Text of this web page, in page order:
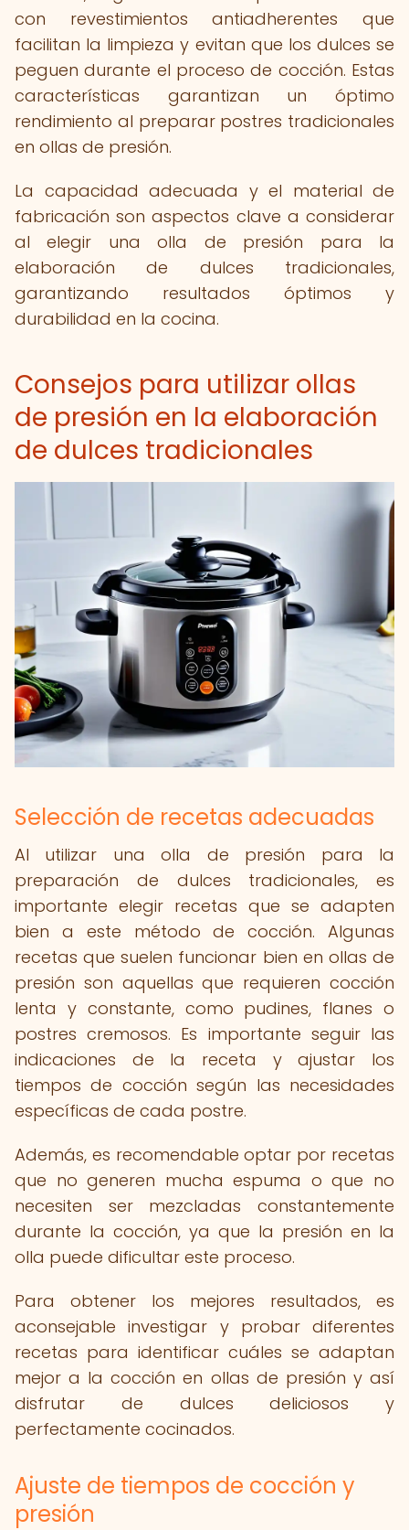
con revestimientos antiadherentes que
facilitan la limpieza y evitan que los dulces se
peguen durante el proceso de cocción. Estas
características garantizan un óptimo
rendimiento al preparar postres tradicionales
en ollas de presión.
La capacidad adecuada y el material de
fabricación son aspectos clave a considerar
al elegir una olla de presión para la
elaboración de dulces tradicionales,
garantizando resultados óptimos y
durabilidad en la cocina.
Consejos para utilizar ollas
de presión en la elaboración
de dulces tradicionales
Selección de recetas adecuadas
Al utilizar una olla de presión para la
preparación de dulces tradicionales, es
importante elegir recetas que se adapten
bien a este método de cocción. Algunas
recetas que suelen funcionar bien en ollas de
presión son aquellas que requieren cocción
lenta y constante, como pudines, flanes o
postres cremosos. Es importante seguir las
indicaciones de la receta y ajustar los
tiempos de cocción según las necesidades
específicas de cada postre.
Además, es recomendable optar por recetas
que no generen mucha espuma o que no
necesiten ser mezcladas constantemente
durante la cocción, ya que la presión en la
olla puede dificultar este proceso.
Para obtener los mejores resultados, es
aconsejable investigar y probar diferentes
recetas para identificar cuáles se adaptan
mejor a la cocción en ollas de presión y así
disfrutar de dulces deliciosos y
perfectamente cocinados.
Ajuste de tiempos de cocción y
presión